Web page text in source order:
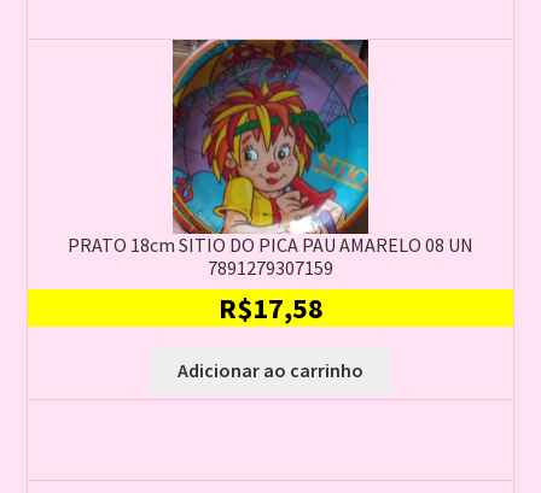
PRATO 18cm SITIO DO PICA PAU AMARELO 08 UN
7891279307159
R$17,58
Adicionar ao carrinho